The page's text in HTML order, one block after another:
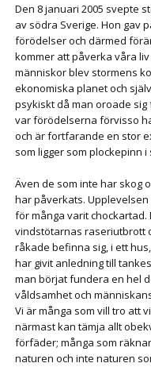
Den 8 januari 2005 svepte
av södra Sverige. Hon gav
förödelser och därmed
kommer att påverka våra
människor blev stormens
ekonomiska planet och
psykiskt då man oroade
var förödelserna förvisso
och är fortfarande en stor
som ligger som plockepinn i
Även de som inte har skog
har påverkats.
för många varit
vindstötarnas raseriutbrott
råkade befinna sig, i ett
har givit anledning till
man börjat fundera en hel
våldsamhet och
Vi är många som vill tro att
närmast kan tämja allt
förfäder; många som
naturen och inte naturen